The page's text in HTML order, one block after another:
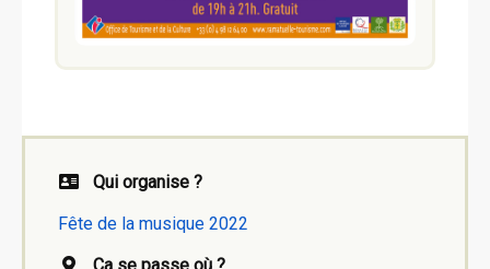
Qui organise ?
Fête de la musique 2022